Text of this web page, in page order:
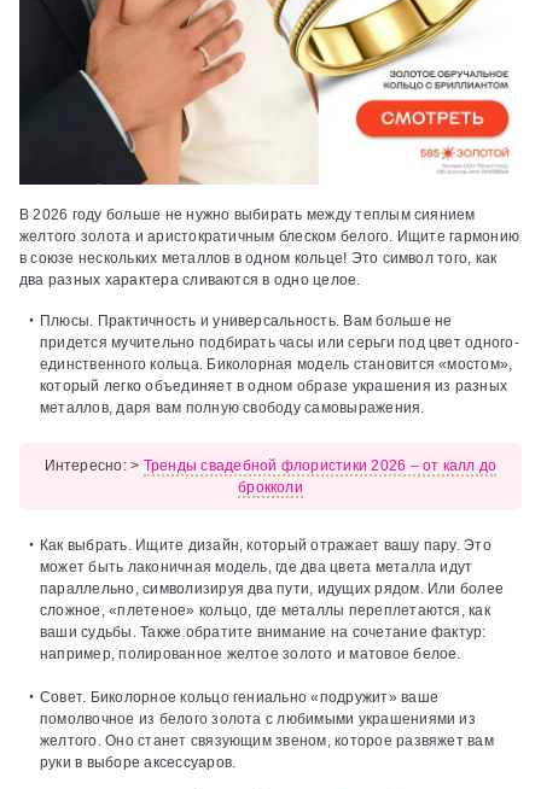
В 2026 году больше не нужно выбирать между теплым сиянием
желтого золота и аристократичным блеском белого. Ищите гармонию
в союзе нескольких металлов в одном кольце! Это символ того, как
два разных характера сливаются в одно целое.
Плюсы. Практичность и универсальность. Вам больше не
придется мучительно подбирать часы или серьги под цвет одного-
единственного кольца. Биколорная модель становится «мостом»,
который легко объединяет в одном образе украшения из разных
металлов, даря вам полную свободу самовыражения.
Интересно:> Тренды свадебной флористики 2026 – от калл до
брокколи
Как выбрать.Ищите дизайн, который отражает вашу пару. Это
может быть лаконичная модель, где два цвета металла идут
параллельно, символизируя два пути, идущих рядом. Или более
сложное, «плетеное» кольцо, где металлы переплетаются, как
ваши судьбы. Также обратите внимание на сочетание фактур:
например, полированное желтое золото и матовое белое.
Совет. Биколорное кольцо гениально «подружит» ваше
помолвочное из белого золота с любимыми украшениями из
желтого. Оно станет связующим звеном, которое развяжет вам
руки в выборе аксессуаров.